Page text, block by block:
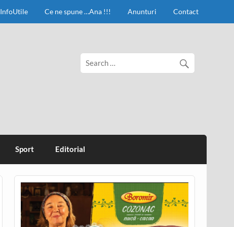
InfoUtile Ce ne spune …Ana !!! Anunturi Contact
Sport Editorial